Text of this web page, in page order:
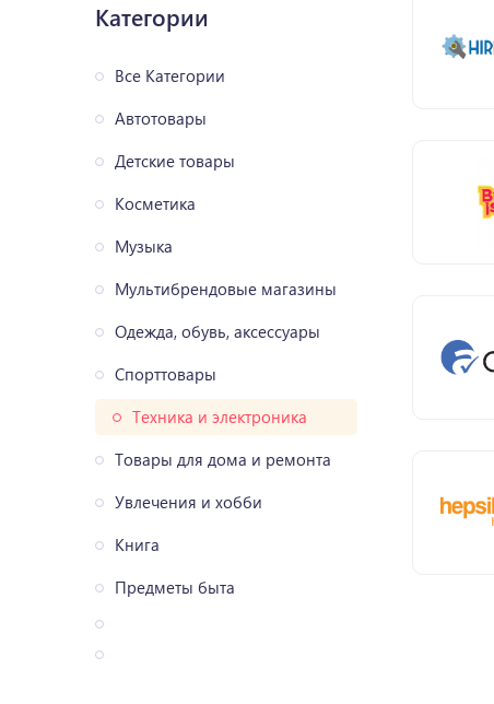
Категории
Все Категории
Автотовары
Детские товары
Косметика
Музыка
Мультибрендовые магазины
Одежда, обувь, аксессуары
Спорттовары
Техника и электроника
Товары для дома и ремонта
Увлечения и хобби
Книга
Предметы быта